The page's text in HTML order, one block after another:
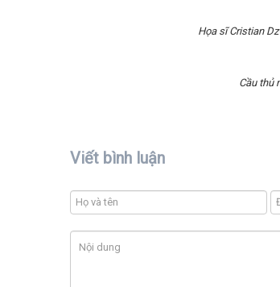
Họa sĩ Cristian
Cầu thủ
Viết bình luận